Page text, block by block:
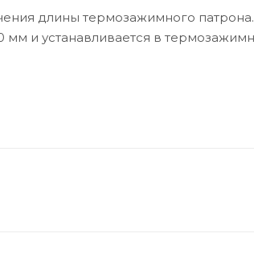
длины термозажимного
и устанавливается в